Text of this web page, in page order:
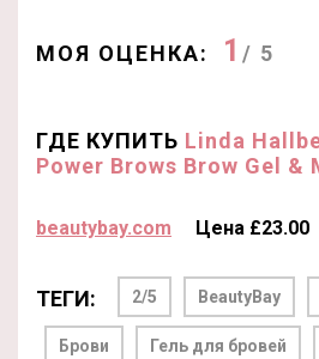
МОЯ ОЦЕНКА: 1 / 5
ГДЕ КУПИТЬ Linda
Power Brows Brow Gel &
beautybay.com Цена £23.00
ТЕГИ: 2/5 BeautyBay
Брови Гель для бровей